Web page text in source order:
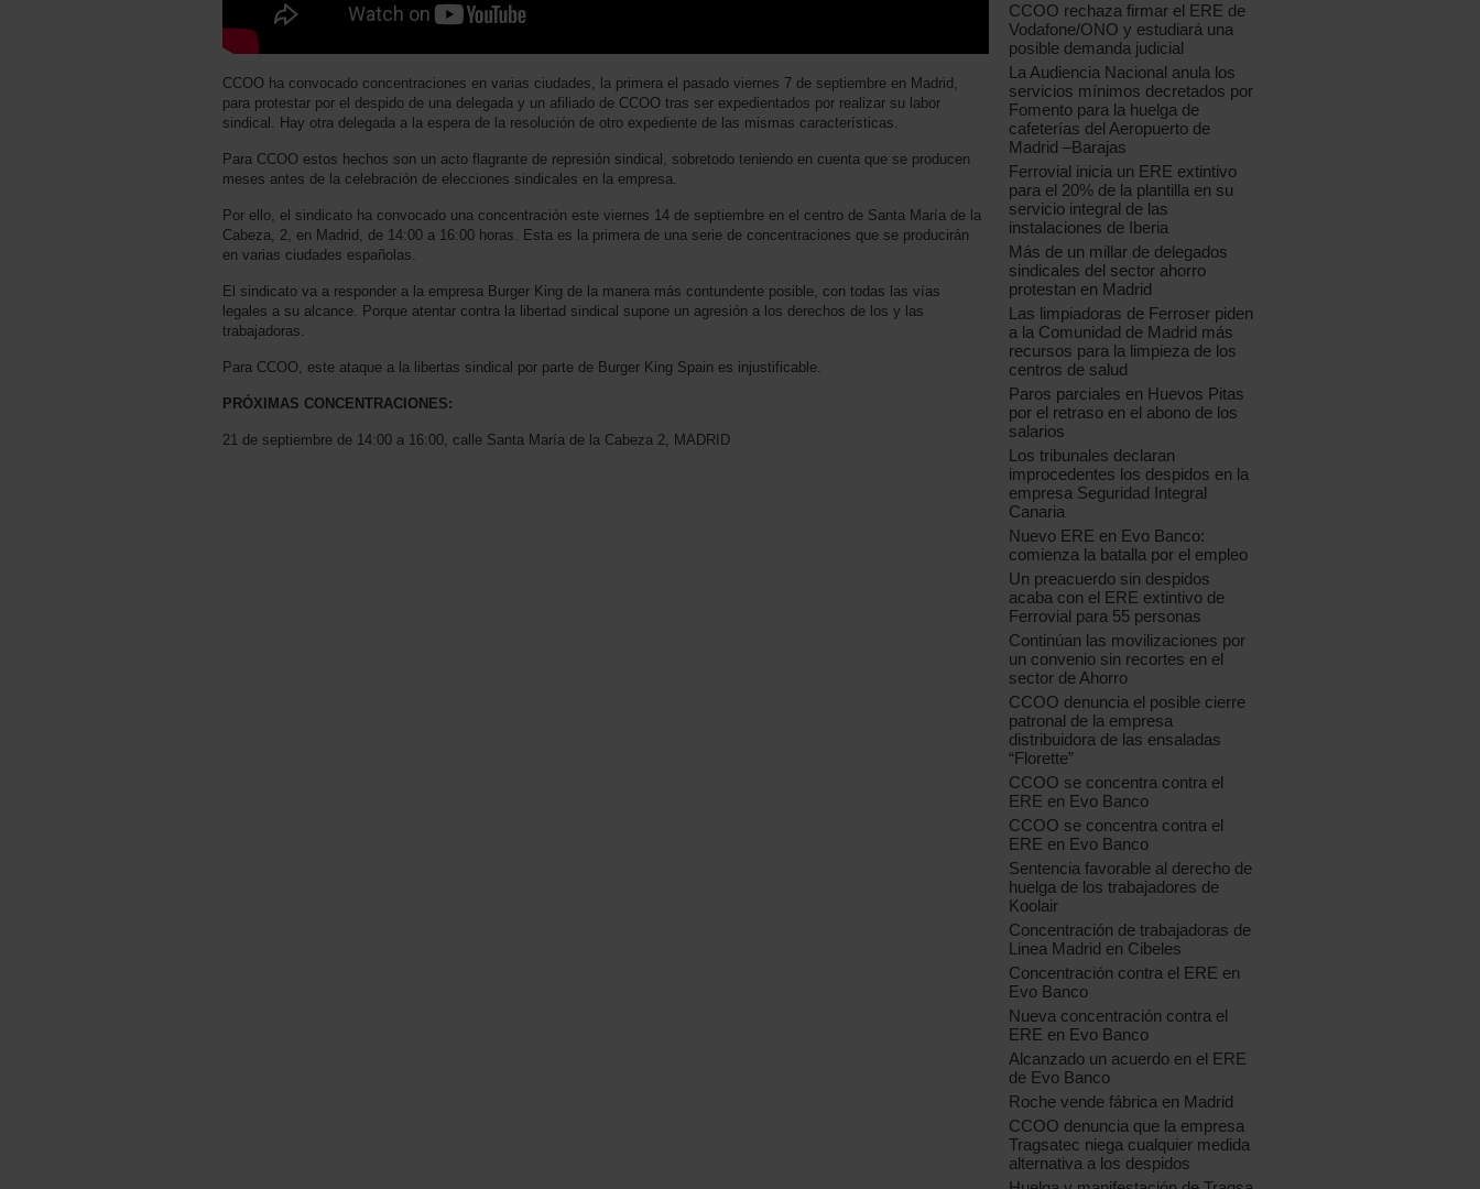
CCOO ha convocado concentraciones en varias ciudades, la primera el pasado viernes 7 de septiembre en Madrid,
para protestar por el despido de una delegada y un afiliado de CCOO tras ser expedientados por realizar su labor
sindical. Hay otra delegada a la espera de la resolución de otro expediente de las mismas características.
Para CCOO estos hechos son un acto flagrante de represión sindical, sobretodo teniendo en cuenta que se producen
meses antes de la celebración de elecciones sindicales en la empresa.
Por ello, el sindicato ha convocado una concentración este viernes 14 de septiembre en el centro de Santa María de la
Cabeza, 2, en Madrid, de 14:00 a 16:00 horas. Esta es la primera de una serie de concentraciones que se producirán
en varias ciudades españolas.
El sindicato va a responder a la empresa Burger King de la manera más contundente posible, con todas las vías
legales a su alcance. Porque atentar contra la libertad sindical supone un agresión a los derechos de los y las
trabajadoras.
Para CCOO, este ataque a la libertas sindical por parte de Burger King Spain es injustificable.
PRÓXIMAS CONCENTRACIONES:
21 de septiembre de 14:00 a 16:00, calle Santa María de la Cabeza 2, MADRID
CCOO rechaza firmar el ERE de
Vodafone/ONO y estudiará una
posible demanda judicial
La Audiencia Nacional anula los
servicios mínimos decretados por
Fomento para la huelga de
cafeterías del Aeropuerto de
Madrid –Barajas
Ferrovial inicia un ERE extintivo
para el 20% de la plantilla en su
servicio integral de las
instalaciones de Iberia
Más de un millar de delegados
sindicales del sector ahorro
protestan en Madrid
Las limpiadoras de Ferroser piden
a la Comunidad de Madrid más
recursos para la limpieza de los
centros de salud
Paros parciales en Huevos Pitas
por el retraso en el abono de los
salarios
Los tribunales declaran
improcedentes los despidos en la
empresa Seguridad Integral
Canaria
Nuevo ERE en Evo Banco:
comienza la batalla por el empleo
Un preacuerdo sin despidos
acaba con el ERE extintivo de
Ferrovial para 55 personas
Continúan las movilizaciones por
un convenio sin recortes en el
sector de Ahorro
CCOO denuncia el posible cierre
patronal de la empresa
distribuidora de las ensaladas
“Florette”
CCOO se concentra contra el
ERE en Evo Banco
CCOO se concentra contra el
ERE en Evo Banco
Sentencia favorable al derecho de
huelga de los trabajadores de
Koolair
Concentración de trabajadoras de
Linea Madrid en Cibeles
Concentración contra el ERE en
Evo Banco
Nueva concentración contra el
ERE en Evo Banco
Alcanzado un acuerdo en el ERE
de Evo Banco
Roche vende fábrica en Madrid
CCOO denuncia que la empresa
Tragsatec niega cualquier medida
alternativa a los despidos